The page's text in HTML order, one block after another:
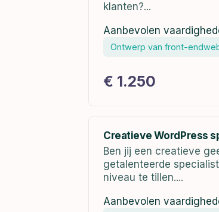
klanten?...
Aanbevolen
Ontwerp van front-
€ 1.250
Creatieve WordPress
Ben jij een creatieve
getalenteerde
niveau te tillen....
Aanbevolen